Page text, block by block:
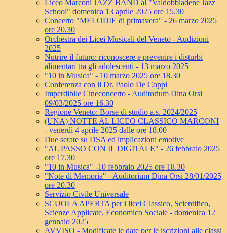
Liceo Marconi JAZZ BAND al "Valdobbiadene Jazz
School" domenica 13 aprile 2025 ore 15.30
Concerto "MELODIE di primavera" - 26 marzo 2025
ore 20.30
Orchestra dei Licei Musicali del Veneto - Audizioni
2025
Nutrire il futuro: riconoscere e prevenire i disturbi
alimentari tra gli adolescenti - 13 marzo 2025
"10 in Musica" - 10 marzo 2025 ore 18.30
Conferenza con il Dr. Paolo De Coppi
Imperdibile Cineconcerto - Auditorium Dina Orsi
09/03/2025 ore 16.30
Regione Veneto: Borse di studio a.s. 2024/2025
(UNA) NOTTE AL LICEO CLASSICO MARCONI
- venerdì 4 aprile 2025 dalle ore 18.00
Due serate su DSA ed implicazioni emotive
"AL PASSO CON IL DIGITALE" - 26 febbraio 2025
ore 17.30
"10 in Musica" -10 febbraio 2025 ore 18.30
"Note di Memoria" - Auditorium Dina Orsi 28/01/2025
ore 20.30
Servizio Civile Universale
SCUOLA APERTA per i licei Classico, Scientifico,
Scienze Applicate, Economico Sociale - domenica 12
gennaio 2025
AVVISO - Modificate le date per le iscrizioni alle classi